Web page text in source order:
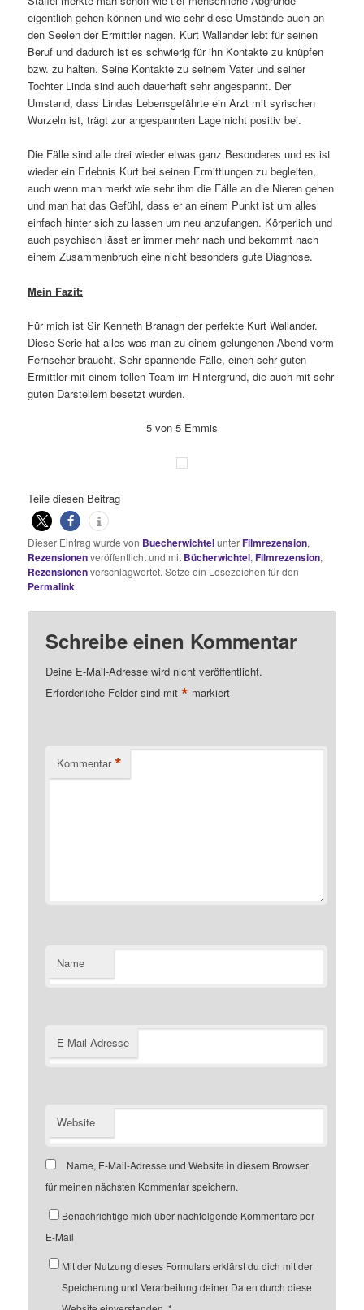
eigentlich gehen können und wie sehr diese Umstände auch an
den Seelen der Ermittler nagen. Kurt Wallander lebt für seinen
Beruf und dadurch ist es schwierig für ihn Kontakte zu knüpfen
bzw. zu halten. Seine Kontakte zu seinem Vater und seiner
Tochter Linda sind auch dauerhaft sehr angespannt. Der
Umstand, dass Lindas Lebensgefährte ein Arzt mit syrischen
Wurzeln ist, trägt zur angespannten Lage nicht positiv bei.
Die Fälle sind alle drei wieder etwas ganz Besonderes und es ist
wieder ein Erlebnis Kurt bei seinen Ermittlungen zu begleiten,
auch wenn man merkt wie sehr ihm die Fälle an die Nieren gehen
und man hat das Gefühl, dass er an einem Punkt ist um alles
einfach hinter sich zu lassen um neu anzufangen. Körperlich und
auch psychisch lässt er immer mehr nach und bekommt nach
einem Zusammenbruch eine nicht besonders gute Diagnose.
Mein Fazit:
Für mich ist Sir Kenneth Branagh der perfekte Kurt Wallander.
Diese Serie hat alles was man zu einem gelungenen Abend vorm
Fernseher braucht. Sehr spannende Fälle, einen sehr guten
Ermittler mit einem tollen Team im Hintergrund, die auch mit sehr
guten Darstellern besetzt wurden.
5 von 5 Emmis
Teile diesen Beitrag
Dieser Eintrag wurde von BuecherwichtelunterFilmrezension,
Rezensionenveröffentlicht und mit Bücherwichtel,Filmrezension,
Rezensionenverschlagwortet. Setze ein Lesezeichen für den
Permalink.
Schreibe einen Kommentar
Deine E-Mail-Adresse wird nicht veröffentlicht.
Erforderliche Felder sind mit* markiert
Kommentar *
Name
E-Mail-Adresse
Website
Name, E-Mail-Adresse und Website in diesem Browser
für meinen nächsten Kommentar speichern.
Benachrichtige mich über nachfolgende Kommentare per
E-Mail
Mit der Nutzung dieses Formulars erklärst du dich mit der
Speicherung und Verarbeitung deiner Daten durch diese